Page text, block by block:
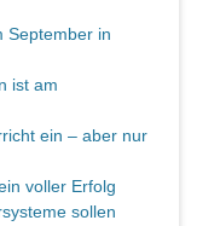
September in
ist am
ein – aber nur
voller Erfolg
sollen